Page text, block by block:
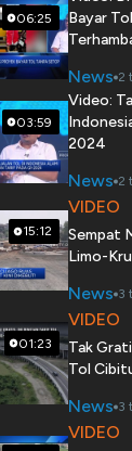
06:25
Bayar
News 2
03:59
Video:
2024
News 2
15:12
VIDEO
Sempat
Limo-
News 3
01:23
VIDEO
Tak
Tol
News 3
VIDEO